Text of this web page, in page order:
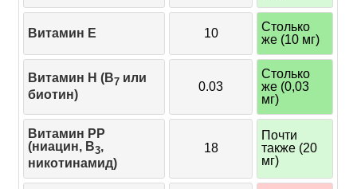
Витамин E 10
Столько
же (10 мг)
Витамин H (B7 или
биотин)
0.03
Столько
же (0,03
мг)
Витамин PP
(ниацин, B3,
никотинамид)
18
Почти
также (20
мг)